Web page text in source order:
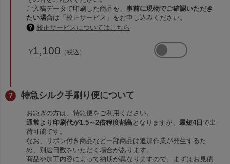
ご入稿データで印刷した商品を、事前に現物でご確認いただき
たい場合は「校正サービス」をお申し込みください。
校正サービスについてはこちら
¥1,100 （税込）
特急シルク手刷り便について
お急ぎの方は、特急便をご利用ください。
通常より印刷代が1.5～2倍程度割高となりますが、最短4日 で出
荷可能です。
なお、リボン付き商品など一部商品は追加作業が発生するた
め、別途日数をいただく場合があります。
商品や加工内容によって納期が異なりますので、まずはお見積